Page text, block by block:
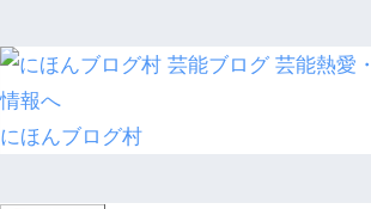
にほんブログ村